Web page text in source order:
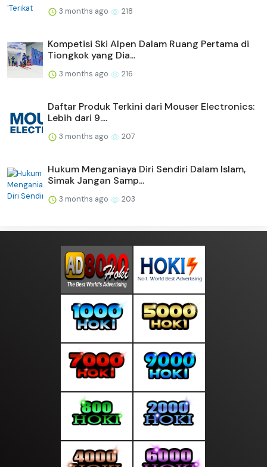
3 months ago 218
Kompetisi Ski Alpen Dalam Ruang Pertama di
Tiongkok yang Dia...
3 months ago 216
Daftar Produk Terkini dari Mouser Electronics:
Lebih dari 9....
3 months ago 207
Hukum Menganiaya Diri Sendiri Dalam Islam,
Simak Jangan Samp...
3 months ago 203